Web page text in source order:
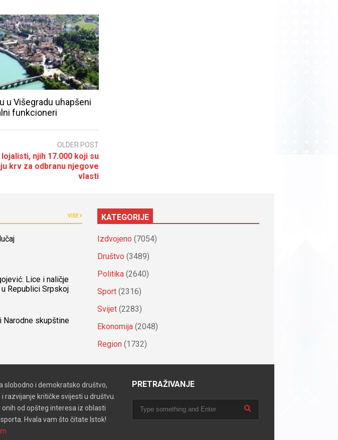
u Višegradu uhapšeni
funkcioneri
OLDER POST
njih 17.000 koji su
krv za odbranu njegove
vlasti
VIŠE
Lice i naličje
Republici Srpskoj
Narodne skupštine
KATEGORIJE
Izdvojeno (7054)
Društvo (3489)
Politika (2640)
Sport (2316)
Svijet (2283)
Ekonomija (2048)
Region (1732)
slobodno i demokratsko društvo,
razvijanje kritičke svijesti u društvu.
od opšteg interesa iz oblasti
Hvala vam što čitate Istok!
PRETRAŽIVANJE